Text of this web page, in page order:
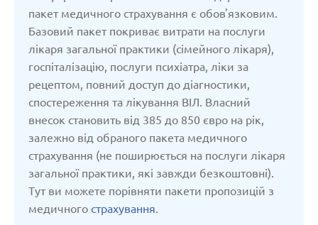
пакет медичного страхування є обов'язковим.
Базовий пакет покриває витрати на послуги
лікаря загальної практики (сімейного лікаря),
госпіталізацію, послуги психіатра, ліки за
рецептом, повний доступ до діагностики,
спостереження та лікування ВІЛ. Власний
внесок становить від 385 до 850 євро на рік,
залежно від обраного пакета медичного
страхування (не поширюється на послуги лікаря
загальної практики, які завжди безкоштовні).
Тут ви можете порівняти пакети пропозицій з
медичного страхування.
Киргізстан
Латвія
Молдова
Нідерланди
Німеччина